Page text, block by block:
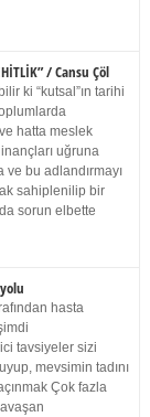
/ Cansu Çöl
ki “kutsal”ın tarihi
hatta meslek
inançları uğruna
ve bu adlandırmayı
sahiplenilip bir
sorun elbette
hasta
tavsiyeler sizi
mevsimin tadını
Çok fazla